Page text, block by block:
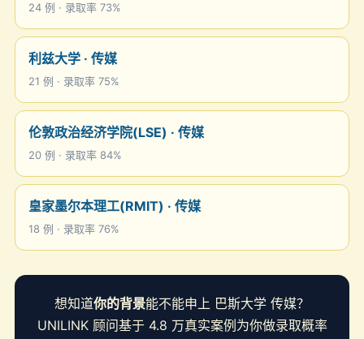
24 例 · 录取率 73%
利兹大学 · 传媒
21 例 · 录取率 75%
伦敦政治经济学院(LSE) · 传媒
20 例 · 录取率 84%
皇家墨尔本理工(RMIT) · 传媒
18 例 · 录取率 76%
想知道你的背景能不能申上 巴斯大学 传媒？
UNILINK 顾问基于 4.8 万真实案例为你做录取概率